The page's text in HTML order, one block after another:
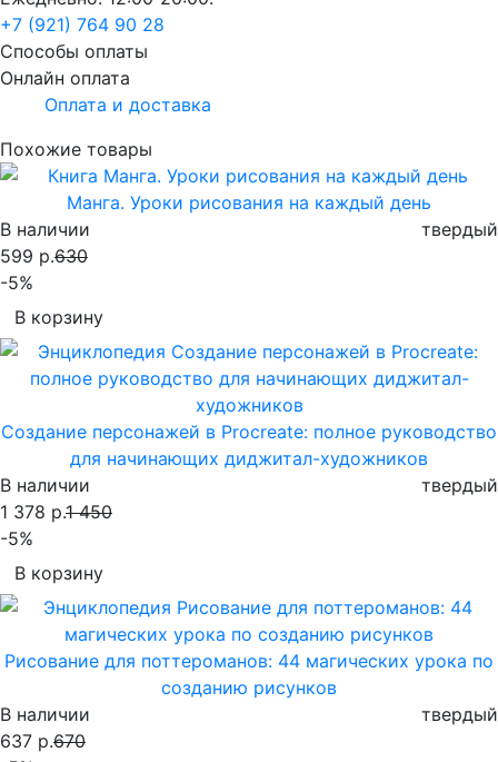
+7 (921) 764 90 28
Способы оплаты
Онлайн оплата
Оплата и доставка
Похожие товары
Манга. Уроки рисования на каждый день
В наличии
твердый
599 р.630
-5%
В корзину
Создание персонажей в Procreate: полное руководство
для начинающих диджитал-художников
В наличии
твердый
1 378 р.1 450
-5%
В корзину
Рисование для поттероманов: 44 магических урока по
созданию рисунков
В наличии
твердый
637 р.670